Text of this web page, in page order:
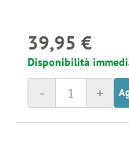
39,95 €
Disponibilità
+
-